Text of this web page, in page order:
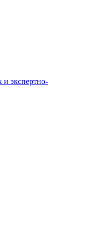
экспертно-